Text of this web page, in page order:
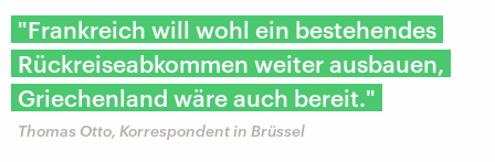
"Frankreich will wohl ein bestehendes
Rückreiseabkommen weiter ausbauen,
Griechenland wäre auch bereit."
Thomas Otto, Korrespondent in Brüssel